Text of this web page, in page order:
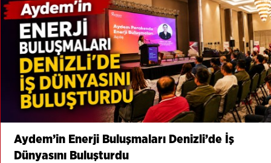
Aydem’in Enerji Buluşmaları Denizli’de İş
Dünyasını Buluşturdu